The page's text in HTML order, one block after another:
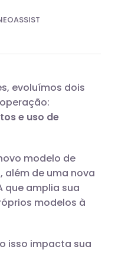
evoluímos dois
e uso de
modelo de
além de uma nova
que amplia sua
modelos à
isso impacta sua